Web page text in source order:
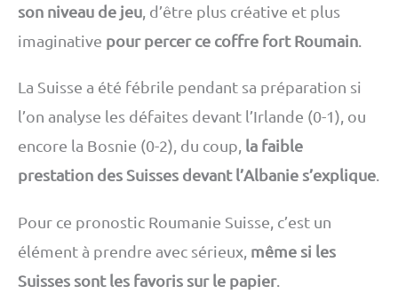
son niveau de jeu , d’être plus créative et plus
imaginative pour percer ce coffre fort Roumain
La Suisse a été fébrile pendant sa préparation si
l’on analyse les défaites devant l’Irlande (0-1), ou
encore la Bosnie (0-2), du coup, la faible
prestation des Suisses devant l’Albanie s’explique.
Pour ce pronostic Roumanie Suisse, c’est un
élément à prendre avec sérieux, même si les
Suisses sont les favoris sur le papier.